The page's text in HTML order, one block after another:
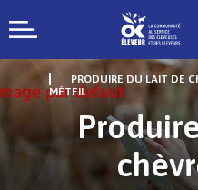
PRODUIRE DU LAIT DE
MÉTEIL